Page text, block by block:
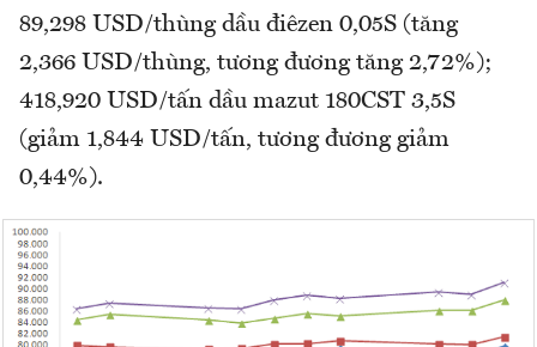
89,298 USD/thùng dầu điêzen 0,05S (tăng
2,366 USD/thùng, tương đương tăng 2,72%);
418,920 USD/tấn dầu mazut 180CST 3,5S
(giảm 1,844 USD/tấn, tương đương giảm
0,44%).